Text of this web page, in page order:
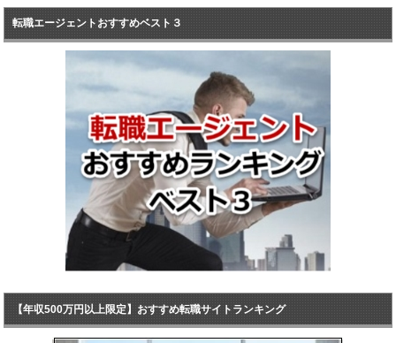
転職エージェントおすすめベスト３
【年収500万円以上限定】おすすめ転職サイトランキング